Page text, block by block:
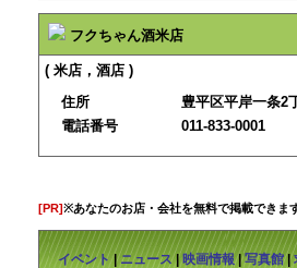
フクちゃん酒米店
( 米店，酒店 )
住所
豊平区平岸一条2
電話番号
011-833-0001
[PR]※あなたのお店・会社を無料で掲載できま
イベント|ニュース|映画情報|写真館|